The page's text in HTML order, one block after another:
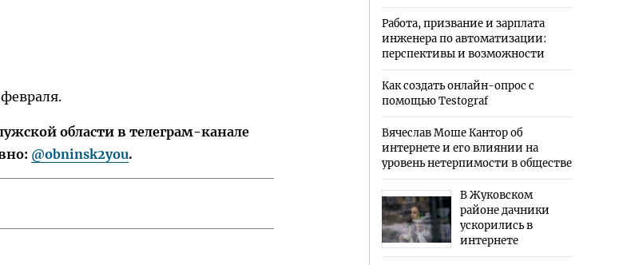
области в телеграм-канале
@obninsk2you.
Работа, призвание и зарплата
инженера по автоматизации:
перспективы и возможности
Как создать онлайн-опрос с
помощью Testograf
Вячеслав Моше Кантор об
интернете и его влиянии на
уровень нетерпимости в обществе
В Жуковском
районе дачники
ускорились в
интернете